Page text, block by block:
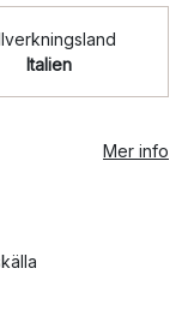
Italien
Mer info